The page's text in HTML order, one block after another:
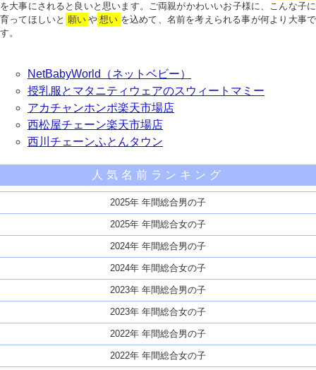
を大事にされると良いと思います。ご両親がかわいいお子様に、こんな子に
育ってほしいと 願い や 想い を込めて、名前を考えられる事が何より大事で
す。
NetBabyWorld（ネットベビー）
授乳服とマタニティウェアのスウィートマミー
アカチャンホンポ楽天市場店
西松屋チェーン楽天市場店
西川チェーンふとんタウン
人気名前ランキング
2025年 年間総合男の子
2025年 年間総合女の子
2024年 年間総合男の子
2024年 年間総合女の子
2023年 年間総合男の子
2023年 年間総合女の子
2022年 年間総合男の子
2022年 年間総合女の子